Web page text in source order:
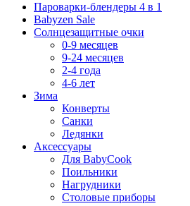
Пароварки-блендеры 4 в 1
Babyzen Sale
Солнцезащитные очки
0-9 месяцев
9-24 месяцев
2-4 года
4-6 лет
Зима
Конверты
Санки
Ледянки
Аксессуары
Для BabyCook
Поильники
Нагрудники
Столовые приборы